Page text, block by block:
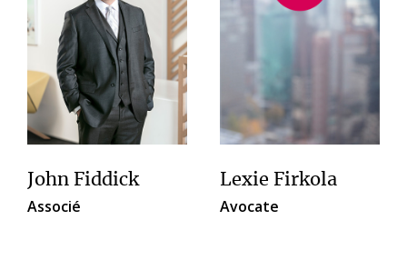
John Fiddick
Associé
Lexie Firkola
Avocate